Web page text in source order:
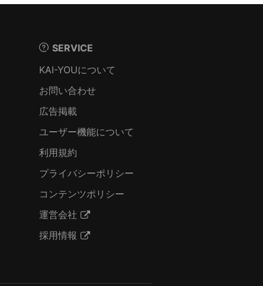
SERVICE
KAI-YOUについて
お問い合わせ
広告掲載
ユーザー機能について
利用規約
プライバシーポリシー
コンテンツポリシー
運営会社
採用情報